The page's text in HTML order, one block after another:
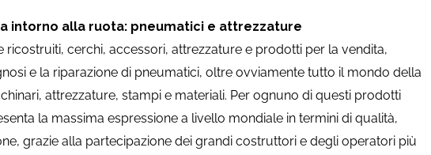
intorno alla ruota: pneumatici e attrezzature
ricostruiti, cerchi, accessori, attrezzature e prodotti per la vendita,
e la riparazione di pneumatici, oltre ovviamente tutto il mondo della
attrezzature, stampi e materiali. Per ognuno di questi prodotti
la massima espressione a livello mondiale in termini di qualità,
grazie alla partecipazione dei grandi costruttori e degli operatori più